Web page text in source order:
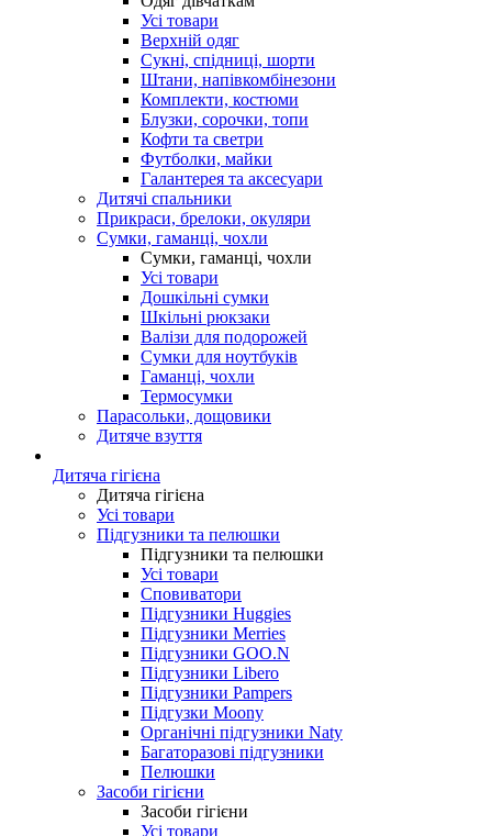
Усі товари
Верхній одяг
Сукні, спідниці, шорти
Штани, напівкомбінезони
Комплекти, костюми
Блузки, сорочки, топи
Кофти та светри
Футболки, майки
Галантерея та аксесуари
Дитячі спальники
Прикраси, брелоки, окуляри
Сумки, гаманці, чохли
Сумки, гаманці, чохли
Усі товари
Дошкільні сумки
Шкільні рюкзаки
Валізи для подорожей
Сумки для ноутбуків
Гаманці, чохли
Термосумки
Парасольки, дощовики
Дитяче взуття
Дитяча гігієна
Дитяча гігієна
Усі товари
Підгузники та пелюшки
Підгузники та пелюшки
Усі товари
Сповиватори
Підгузники Huggies
Підгузники Merries
Підгузники GOO.N
Підгузники Libero
Підгузники Pampers
Підгузки Moony
Органічні підгузники Naty
Багаторазові підгузники
Пелюшки
Засоби гігієни
Засоби гігієни
Усі товари